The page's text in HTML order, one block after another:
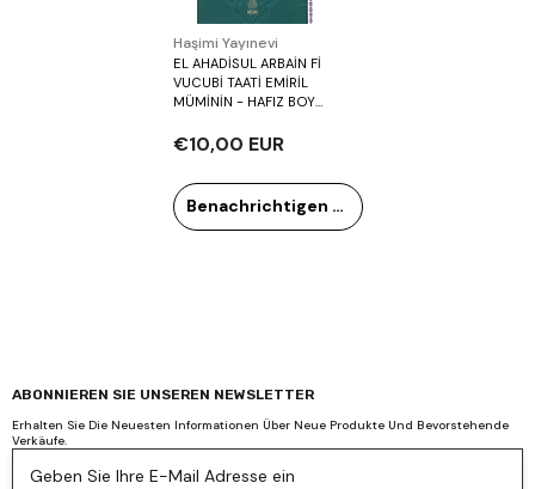
Verkäufer:
Haşimi Yayınevi
EL AHADİSUL ARBAİN Fİ
VUCUBİ TAATİ EMİRİL
MÜMİNİN - HAFIZ BOY
أميير المؤمنين ويليه خلاصة البيان
€10,00 EUR
Benachrichtigen Sie mich
ABONNIEREN SIE UNSEREN NEWSLETTER
Erhalten Sie Die Neuesten Informationen Über Neue Produkte Und Bevorstehende
Verkäufe.
Geben Sie Ihre E-Mail Adresse ein